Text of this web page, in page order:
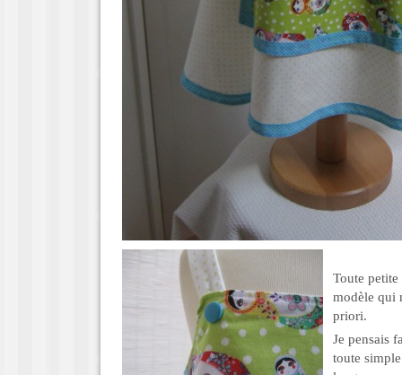
Toute
modèle qui
priori.
Je pensais
toute